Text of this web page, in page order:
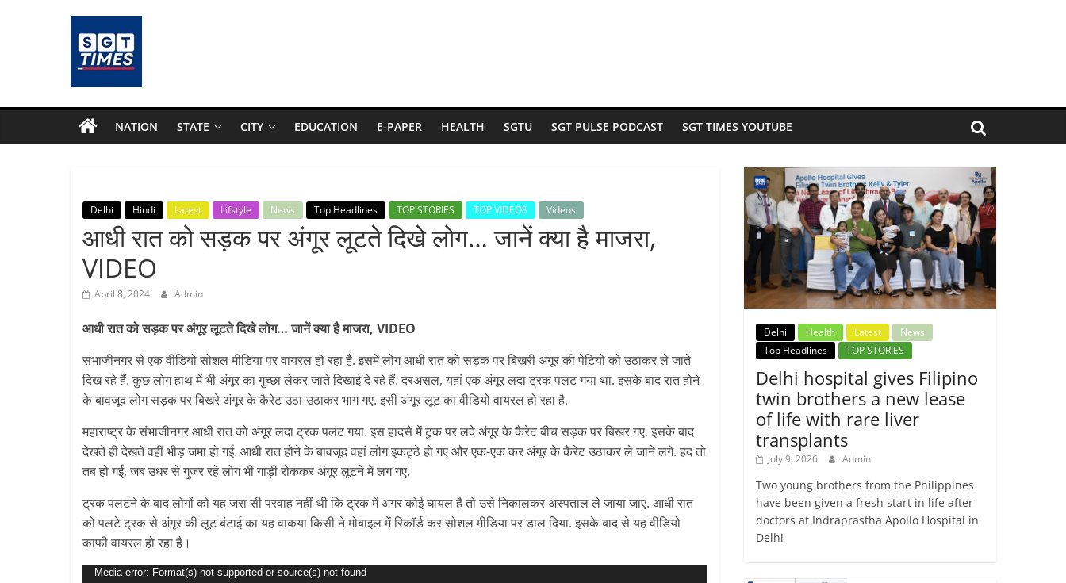
SGTTimes.com
–
SGT
Latest
News,
India
News,
Breaking
News,
Today's
News
NATION STATE CITY EDUCATION E-PAPER HEALTH SGTU SGT PULSE PODCAST SGT TIMES YOUTUBE
Delhi Hindi Latest Lifstyle News Top Headlines TOP STORIES TOP VIDEOS Videos
आधी रात को सड़क पर अंगूर लूटते दिखे लोग… जानें क्या है माजरा,
VIDEO
April 8, 2024 Admin
आधी रात को सड़क पर अंगूर लूटते दिखे लोग… जानें क्या है माजरा, VIDEO
संभाजीनगर से एक वीडियो सोशल मीडिया पर वायरल हो रहा है. इसमें लोग आधी रात को सड़क पर बिखरी अंगूर की पेटियों को उठाकर ले जाते
दिख रहे हैं. कुछ लोग हाथ में भी अंगूर का गुच्छा लेकर जाते दिखाई दे रहे हैं. दरअसल, यहां एक अंगूर लदा ट्रक पलट गया था. इसके बाद रात होने
के बावजूद लोग सड़क पर बिखरे अंगूर के कैरेट उठा-उठाकर भाग गए. इसी अंगूर लूट का वीडियो वायरल हो रहा है.
महाराष्ट्र के संभाजीनगर आधी रात को अंगूर लदा ट्रक पलट गया. इस हादसे में टुक पर लदे अंगूर के कैरेट बीच सड़क पर बिखर गए. इसके बाद
देखते ही देखते वहीं भीड़ जमा हो गई. आधी रात होने के बावजूद वहां लोग इकट्ठे हो गए और एक-एक कर अंगूर के कैरेट उठाकर ले जाने लगे. हद तो
तब हो गई, जब उधर से गुजर रहे लोग भी गाड़ी रोककर अंगूर लूटने में लग गए.
ट्रक पलटने के बाद लोगों को यह जरा सी परवाह नहीं थी कि ट्रक में अगर कोई घायल है तो उसे निकालकर अस्पताल ले जाया जाए. आधी रात
को पलटे ट्रक से अंगूर की लूट बंटाई का यह वाकया किसी ने मोबाइल में रिकॉर्ड कर सोशल मीडिया पर डाल दिया. इसके बाद से यह वीडियो
काफी वायरल हो रहा है।
Video
Media error: Format(s) not supported or source(s) not found
Delhi Health Latest
News
Top Headlines
TOP STORIES
Delhi hospital gives Filipino
twin brothers a new lease
of life with rare liver
transplants
July 9, 2026 Admin
Two young brothers from the Philippines
have been given a fresh start in life after
doctors at Indraprastha Apollo Hospital in
Delhi